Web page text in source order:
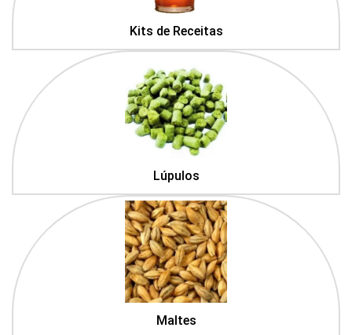
Kits de Receitas
Lúpulos
Maltes